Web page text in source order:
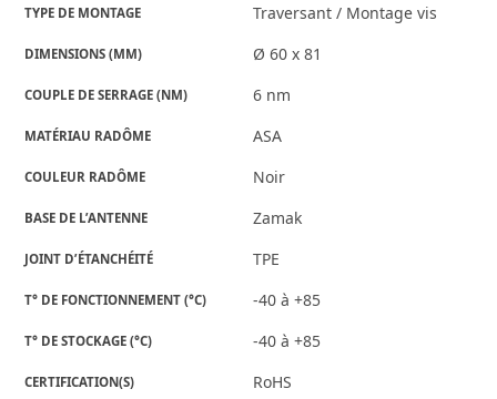
TYPE DE MONTAGE Traversant / Montage vis
DIMENSIONS (MM) Ø 60 x 81
COUPLE DE SERRAGE (NM) 6 nm
MATÉRIAU RADÔME ASA
COULEUR RADÔME Noir
BASE DE L’ANTENNE Zamak
JOINT D’ÉTANCHÉITÉ TPE
T° DE FONCTIONNEMENT (°C) -40 à +85
T° DE STOCKAGE (°C) -40 à +85
CERTIFICATION(S) RoHS